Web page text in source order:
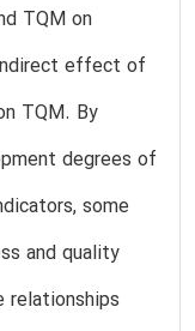
TQM on
effect of
TQM. By
degrees of
some
and quality
relationships